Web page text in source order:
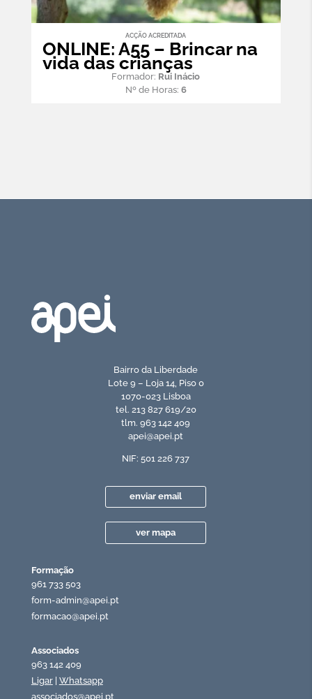
ACÇÃO ACREDITADA
ONLINE: A55 – Brincar na
vida das crianças
Formador: Rui Inácio
Nº de Horas: 6
Bairro da Liberdade
Lote 9 – Loja 14, Piso 0
1070-023 Lisboa
tel. 213 827 619/20
tlm. 963 142 409
apei@apei.pt
NIF: 501 226 737
enviar email
ver mapa
Formação
961 733 503
form-admin@apei.pt
formacao@apei.pt
Associados
963 142 409
Ligar| Whatsapp
associados@apei.pt